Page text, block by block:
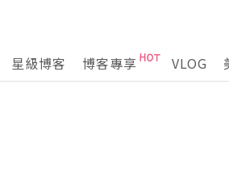
星級博客 博客專享 VLOG